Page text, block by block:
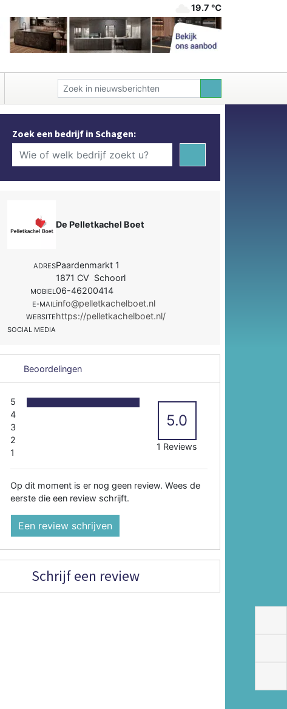
19.7 ℃
Zoek een bedrijf in Schagen:
De Pelletkachel Boet
ADRESPaardenmarkt 1
1871 CV Schoorl
MOBIEL06-46200414
E-MAILinfo@pelletkachelboet.nl
WEBSITEhttps://pelletkachelboet.nl/
SOCIAL MEDIA
Beoordelingen
5
4
3
2
1
5.0
1 Reviews
Op dit moment is er nog geen review. Wees de
eerste die een review schrijft.
Een review schrijven
Schrijf een review